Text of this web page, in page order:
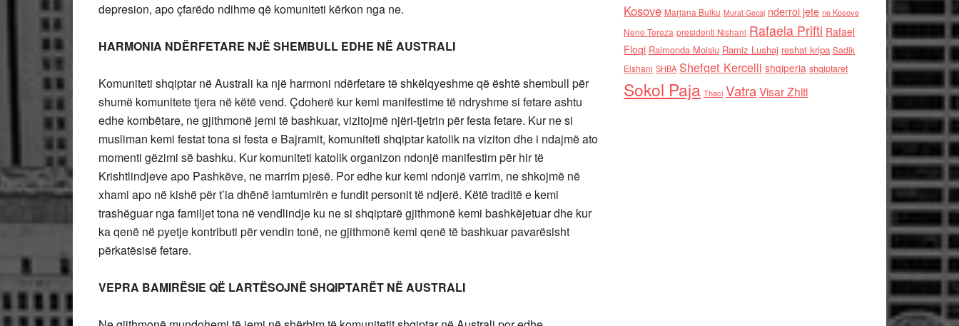
depresion, apo çfarëdo ndihme që komuniteti kërkon nga ne.
HARMONIA NDËRFETARE NJË SHEMBULL EDHE NË AUSTRALI
Komuniteti shqiptar në Australi ka një harmoni ndërfetare të shkëlqyeshme që është shembull për
shumë komunitete tjera në këtë vend. Çdoherë kur kemi manifestime të ndryshme si fetare ashtu
edhe kombëtare, ne gjithmonë jemi të bashkuar, vizitojmë njëri-tjetrin për festa fetare. Kur ne si
musliman kemi festat tona si festa e Bajramit, komuniteti shqiptar katolik na viziton dhe i ndajmë ato
momenti gëzimi së bashku. Kur komuniteti katolik organizon ndonjë manifestim për hir të
Krishtlindjeve apo Pashkëve, ne marrim pjesë. Por edhe kur kemi ndonjë varrim, ne shkojmë në
xhami apo në kishë për t’ia dhënë lamtumirën e fundit personit të ndjerë. Këtë traditë e kemi
trashëguar nga familjet tona në vendlindje ku ne si shqiptarë gjithmonë kemi bashkëjetuar dhe kur
ka qenë në pyetje kontributi për vendin tonë, ne gjithmonë kemi qenë të bashkuar pavarësisht
përkatësisë fetare.
VEPRA BAMIRËSIE QË LARTËSOJNË SHQIPTARËT NË AUSTRALI
Kosove Marjana Bulku Murat Gecaj nderroi jete ne Kosove
Nene Tereza presidenti Nishani Rafaela Prifti Rafael
Floqi Raimonda Moisiu Ramiz Lushaj reshat kripa Sadik
Elshani SHBA Shefqet Kercelli shqiperia shqiptaret
Sokol Paja Thaci VatraVisar Zhiti